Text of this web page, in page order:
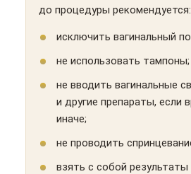
до процедуры рекомендуется:
исключить вагинальный
не использовать тампоны;
не вводить вагинальные
и другие препараты, если
иначе;
не проводить
взять с собой